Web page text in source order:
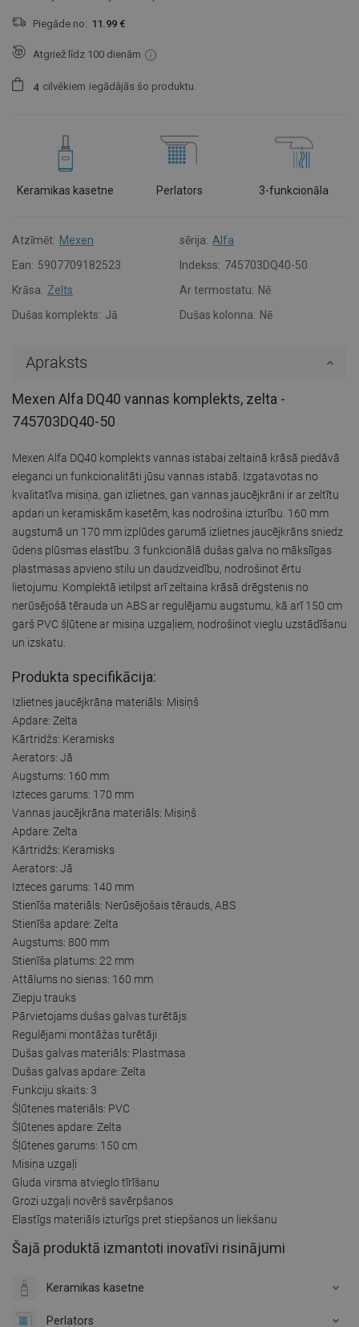
Piegāde no: 11.99 €
Atgriež līdz 100 dienām
4 cilvēkiem iegādājās šo produktu.
Keramikas kasetne Perlators 3-funkcionāla
Atzīmēt: Mexen sērija: Alfa
Ean: 5907709182523 Indekss: 745703DQ40-50
Krāsa: Zelts Ar termostatu: Nē
Dušas komplekts: Jā Dušas kolonna: Nē
Apraksts
Mexen Alfa DQ40 vannas komplekts, zelta -
745703DQ40-50
Mexen Alfa DQ40 komplekts vannas istabai zeltainā krāsā piedāvā
eleganci un funkcionalitāti jūsu vannas istabā. Izgatavotas no
kvalitatīva misiņa, gan izlietnes, gan vannas jaucējkrāni ir ar zeltītu
apdari un keramiskām kasetēm, kas nodrošina izturību. 160 mm
augstumā un 170 mm izplūdes garumā izlietnes jaucējkrāns sniedz
ūdens plūsmas elastību. 3 funkcionālā dušas galva no mākslīgas
plastmasas apvieno stilu un daudzveidību, nodrošinot ērtu
lietojumu. Komplektā ietilpst arī zeltaina krāsā drēgstenis no
nerūsējošā tērauda un ABS ar regulējamu augstumu, kā arī 150 cm
garš PVC šļūtene ar misiņa uzgaļiem, nodrošinot vieglu uzstādīšanu
un izskatu.
Produkta specifikācija:
Izlietnes jaucējkrāna materiāls: Misiņš
Apdare: Zelta
Kārtridžs: Keramisks
Aerators: Jā
Augstums: 160 mm
Izteces garums: 170 mm
Vannas jaucējkrāna materiāls: Misiņš
Apdare: Zelta
Kārtridžs: Keramisks
Aerators: Jā
Izteces garums: 140 mm
Stienīša materiāls: Nerūsējošais tērauds, ABS
Stienīša apdare: Zelta
Augstums: 800 mm
Stienīša platums: 22 mm
Attālums no sienas: 160 mm
Ziepju trauks
Pārvietojams dušas galvas turētājs
Regulējami montāžas turētāji
Dušas galvas materiāls: Plastmasa
Dušas galvas apdare: Zelta
Funkciju skaits: 3
Šļūtenes materiāls: PVC
Šļūtenes apdare: Zelta
Šļūtenes garums: 150 cm
Misiņa uzgaļi
Gluda virsma atvieglo tīrīšanu
Grozi uzgaļi novērš savērpšanos
Elastīgs materiāls izturīgs pret stiepšanos un liekšanu
Šajā produktā izmantoti inovatīvi risinājumi
Keramikas kasetne
Perlators